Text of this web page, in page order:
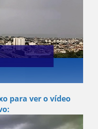
para ver o vídeo